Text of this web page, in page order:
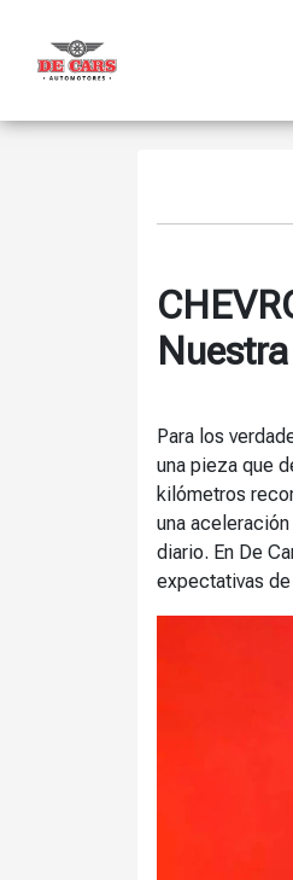
Para los
una pieza que
kilómetros
una
diario. En De
expectativas